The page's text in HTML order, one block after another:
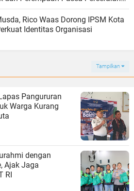
Rico Waas Dorong IPSM Kota
Identitas Organisasi
Tampilkan
Pangururan
Warga Kurang
dengan
Ajak Jaga
RI